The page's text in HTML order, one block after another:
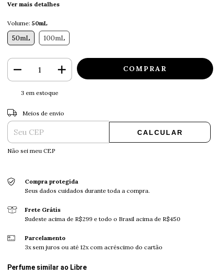
Ver mais detalhes
Volume: 50mL
50mL 100mL
3 em estoque
Entregas para o CEP:
Meios de envio
CALCULAR
Não sei meu CEP
Compra protegida
Seus dados cuidados durante toda a compra.
Frete Grátis
Sudeste acima de R$299 e todo o Brasil acima de R$450
Parcelamento
3x sem juros ou até 12x com acréscimo do cartão
Perfume similar ao Libre